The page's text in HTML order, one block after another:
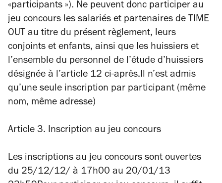
«participants »). Ne peuvent donc participer au
jeu concours les salariés et partenaires de TIME
OUT au titre du présent règlement, leurs
conjoints et enfants, ainsi que les huissiers et
l’ensemble du personnel de l’étude d’huissiers
désignée à l’article 12 ci-après.Il n’est admis
qu’une seule inscription par participant (même
nom, même adresse)
Article 3. Inscription au jeu concours
Les inscriptions au jeu concours sont ouvertes
du 25/12/12/ à 17h00 au 20/01/13